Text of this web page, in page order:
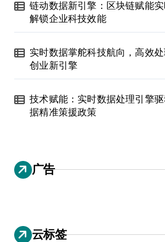
链动数据新引擎：区块链赋能
解锁企业科技效能
实时数据掌舵科技航向，高效
创业新引擎
技术赋能：实时数据处理引擎
据精准策援政策
广告
云标签